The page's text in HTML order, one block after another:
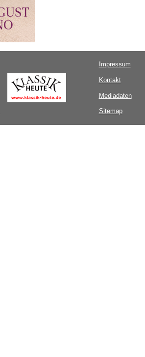
Impressum
Kontakt
Mediadaten
Sitemap